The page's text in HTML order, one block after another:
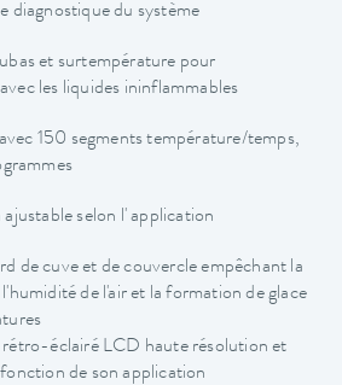
diagnostique du système
et surtempérature pour
les liquides ininflammables
150 segments température/temps,
ajustable selon l' application
de cuve et de couvercle empêchant la
de l'air et la formation de glace
rétro-éclairé LCD haute résolution et
de son application